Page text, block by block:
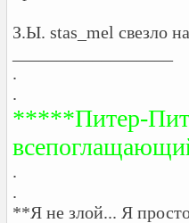
З.Ы. stas_mel свезло
.
.
*****Питер-
.
.
**Я не злой... Я